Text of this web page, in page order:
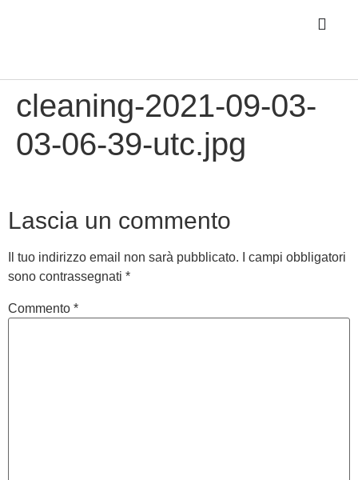
cleaning-2021-09-03-
03-06-39-utc.jpg
Lascia un commento
Il tuo indirizzo email non sarà pubblicato.
I campi obbligatori
sono contrassegnati *
Commento *